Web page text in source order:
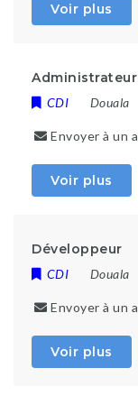
Voir plus
CDI Douala
Envoyer à un
Voir plus
Développeur
CDI Douala
Envoyer à un
Voir plus